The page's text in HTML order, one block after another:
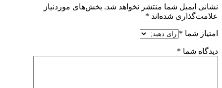
نشانی ایمیل شما منتشر نخواهد شد. بخش‌های موردنیاز
علامت‌گذاری شده‌اند *
امتیاز شما *
دیدگاه شما *